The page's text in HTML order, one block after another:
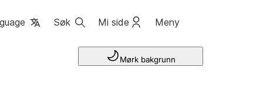
Søk Mi side Meny
Mørk bakgrunn